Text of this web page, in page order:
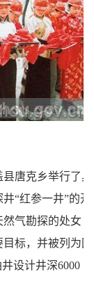
唐克乡举行了具
“红参一井”的开
气勘探的处女
标，并被列为国
设计井深6000